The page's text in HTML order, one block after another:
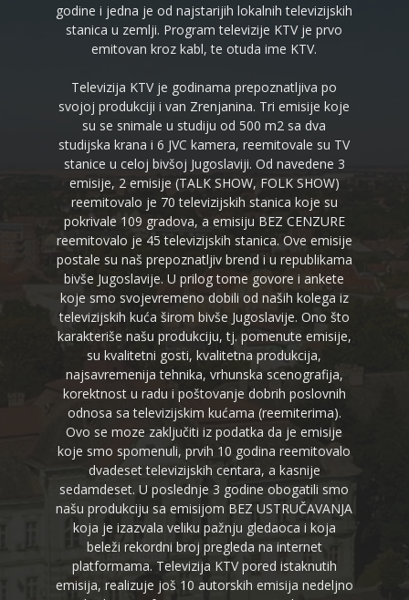
godine i jedna je od najstarijih lokalnih televizijskih
stanica u zemlji. Program televizije KTV je prvo
emitovan kroz kabl, te otuda ime KTV.
Televizija KTV je godinama prepoznatljiva po
svojoj produkciji i van Zrenjanina. Tri emisije koje
su se snimale u studiju od 500 m2 sa dva
studijska krana i 6 JVC kamera, reemitovale su TV
stanice u celoj bivšoj Jugoslaviji. Od navedene 3
emisije, 2 emisije (TALK SHOW, FOLK SHOW)
reemitovalo je 70 televizijskih stanica koje su
pokrivale 109 gradova, a emisiju BEZ CENZURE
reemitovalo je 45 televizijskih stanica. Ove emisije
postale su naš prepoznatljiv brend i u republikama
bivše Jugoslavije. U prilog tome govore i ankete
koje smo svojevremeno dobili od naših kolega iz
televizijskih kuća širom bivše Jugoslavije. Ono što
karakteriše našu produkciju, tj. pomenute emisije,
su kvalitetni gosti, kvalitetna produkcija,
najsavremenija tehnika, vrhunska scenografija,
korektnost u radu i poštovanje dobrih poslovnih
odnosa sa televizijskim kućama (reemiterima).
Ovo se moze zaključiti iz podatka da je emisije
koje smo spomenuli, prvih 10 godina reemitovalo
dvadeset televizijskih centara, a kasnije
sedamdeset. U poslednje 3 godine obogatili smo
našu produkciju sa emisijom BEZ USTRUČAVANJA
koja je izazvala veliku pažnju gledaoca i koja
beleži rekordni broj pregleda na internet
platformama. Televizija KTV pored istaknutih
emisija, realizuje još 10 autorskih emisija nedeljno